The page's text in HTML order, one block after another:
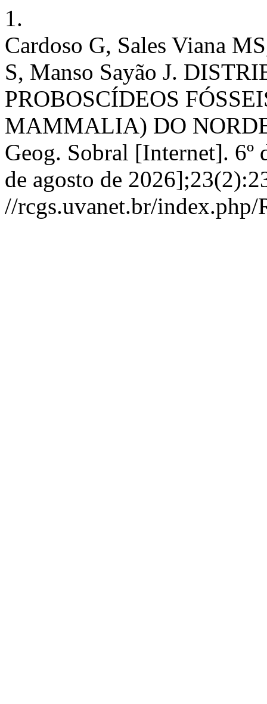
1.
Cardoso G, Sales Viana
S, Manso Sayão J.
PROBOSCÍDEOS
MAMMALIA) DO
Geog. Sobral [Internet]. 6º
de agosto de
//rcgs.uvanet.br/